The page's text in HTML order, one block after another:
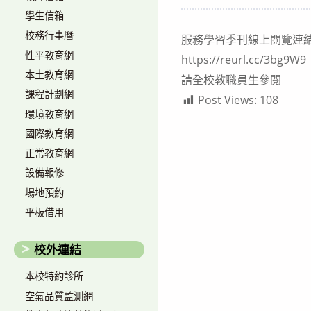
服務學習季刊線上閱覽連
https://reurl.cc/3bg9W9
請全校教職員生參閱
Post Views: 108
學生信箱
校務行事曆
性平教育網
本土教育網
課程計劃網
環境教育網
國際教育網
正常教育網
設備報修
場地預約
平板借用
校外連結
本校特約診所
空氣品質監測網